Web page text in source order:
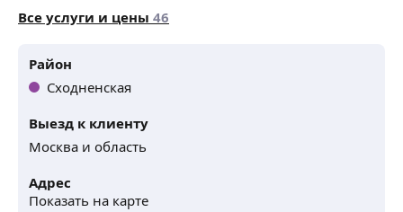
Все услуги и цены 46
Район
Сходненская
Выезд к клиенту
Москва и область
Адрес
Показать на карте